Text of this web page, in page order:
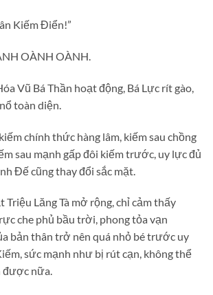
Kiếm Điển!”
OÀNH OÀNH.
Vũ Bá Thần hoạt động, Bá Lực rít gào,
toàn diện.
chính thức hàng lâm, kiếm sau chồng
sau mạnh gấp đôi kiếm trước, uy lực đủ
Đế cũng thay đổi sắc mặt.
Lăng Tà mở rộng, chỉ cảm thấy
che phủ bầu trời, phong tỏa vạn
bản thân trở nên quá nhỏ bé trước uy
sức mạnh như bị rút cạn, không thể
được nữa.